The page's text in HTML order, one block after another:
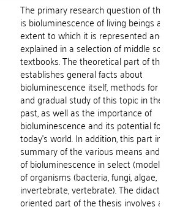
The primary research question of
is bioluminescence of living beings
extent to which it is represented and
explained in a selection of middle
textbooks. The theoretical part of the
establishes general facts about
bioluminescence itself, methods for
and gradual study of this topic in the
past, as well as the importance of
bioluminescence and its potential for
today's world. In addition, this part
summary of the various means and
of bioluminescence in select (model)
of organisms (bacteria, fungi, algae,
invertebrate, vertebrate). The
oriented part of the thesis involves an